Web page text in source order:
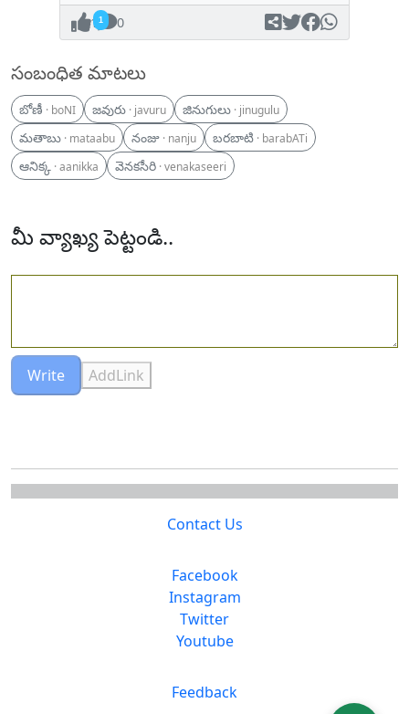
1 0
సంబంధిత మాటలు
బోణీ · boNI జవురు · javuru జినుగులు · jinugulu
మతాబు · mataabu నంజు · nanju బరబాటి · barabATi
ఆనిక్క · aanikka వెనకసీరి · venakaseeri
మీ వ్యాఖ్య పెట్టండి..
Write AddLink
Contact Us
Facebook
Instagram
Twitter
Youtube
Feedback